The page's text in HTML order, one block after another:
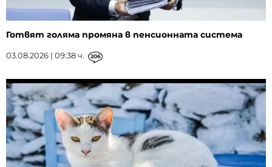
Готвят голяма промяна в пенсионната система
03.08.2026 | 09:38 ч. 206